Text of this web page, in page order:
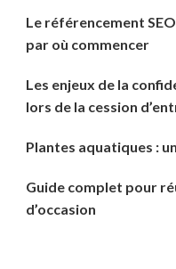
Le référencement
par où commencer
Les enjeux de la
lors de la cession
Plantes aquatiques :
Guide complet pour
d’occasion